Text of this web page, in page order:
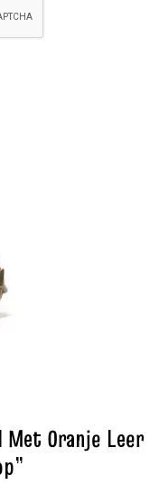
Oranje Leer